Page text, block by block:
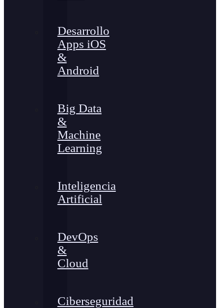
Desarrollo
Apps iOS
&
Android
Big Data
&
Machine
Learning
Inteligencia
Artificial
DevOps
&
Cloud
Ciberseguridad